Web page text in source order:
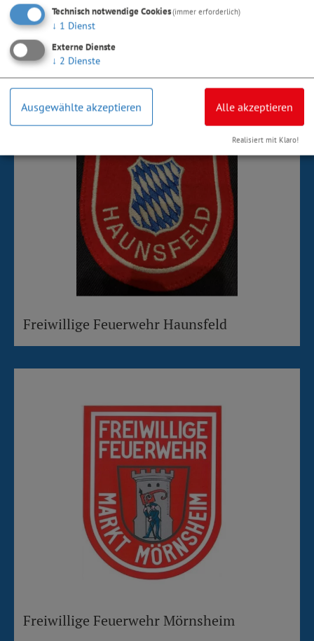
Freiwillige Feuerwehr Ensfeld
Freiwillige Feuerwehr Haunsfeld
Freiwillige Feuerwehr Mörnsheim
Technisch notwendige Cookies(immer erforderlich)
↓ 1 Dienst
Externe Dienste
↓ 2 Dienste
Ausgewählte akzeptieren Alle akzeptieren
Realisiert mit Klaro!